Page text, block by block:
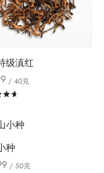
级滇红
/ 40克
种
/ 50克